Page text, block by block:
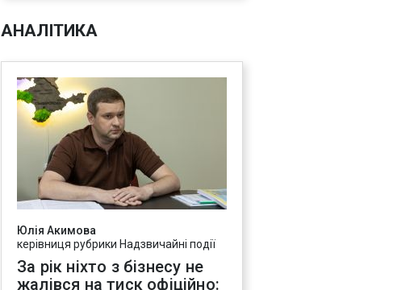
АНАЛІТИКА
Юлія Акимова
керівниця рубрики Надзвичайні події
За рік ніхто з бізнесу не
жалівся на тиск офіційно: